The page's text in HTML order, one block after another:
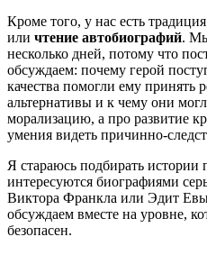
Кроме того, у нас есть
или чтение автобиографий.
несколько дней, потому что
обсуждаем: почему герой
качества помогли ему принять
альтернативы и к чему они
морализацию, а про развитие
умения видеть причинно-
Я стараюсь подбирать истории
интересуются биографиями
Виктора Франкла или Эдит
обсуждаем вместе на уровне,
безопасен.